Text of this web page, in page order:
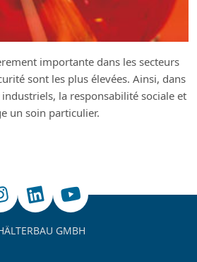
importante dans les secteurs
sont les plus élevées. Ainsi, dans
la responsabilité sociale et
un soin particulier.
GMBH